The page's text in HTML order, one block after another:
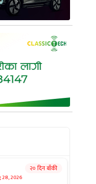
28, 2026
२० दिन बाँकी